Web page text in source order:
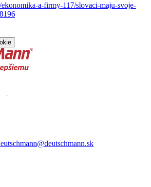
a-firmy-117/slovaci-maju-svoje-